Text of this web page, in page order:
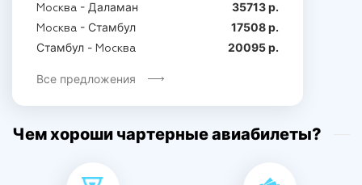
Москва - Даламан 35713 р.
Москва - Стамбул
17508 р.
Стамбул - Москва 20095 р.
Все предложения
Чем хороши чартерные авиабилеты?